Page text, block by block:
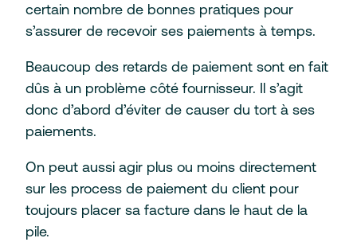
certain nombre de bonnes pratiques pour
s’assurer de recevoir ses paiements à temps.
Beaucoup des retards de paiement sont en fait
dûs à un problème côté fournisseur. Il s’agit
donc d’abord d’éviter de causer du tort à ses
paiements.
On peut aussi agir plus ou moins directement
sur les process de paiement du client pour
toujours placer sa facture dans le haut de la
pile.